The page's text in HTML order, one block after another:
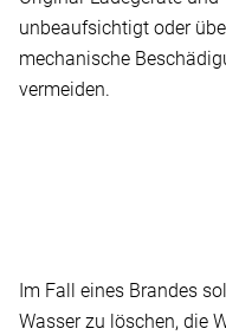
unbeaufsichtigt oder
mechanische
vermeiden.
Im Fall eines Brandes
Wasser zu löschen, die